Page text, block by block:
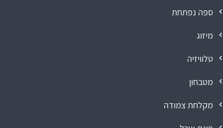
ספה נפתחת
מיזוג
טלוויזיה
מטבחון
מקלחת צמודה